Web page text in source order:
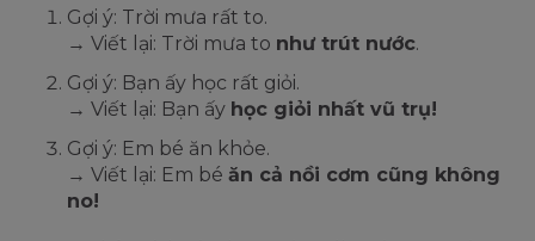
Gợi ý: Trời mưa rất to.
→ Viết lại: Trời mưa to như trút nước.
Gợi ý: Bạn ấy học rất giỏi.
→ Viết lại: Bạn ấy học giỏi nhất vũ trụ!
Gợi ý: Em bé ăn khỏe.
→ Viết lại: Em bé ăn cả nồi cơm cũng không
no!